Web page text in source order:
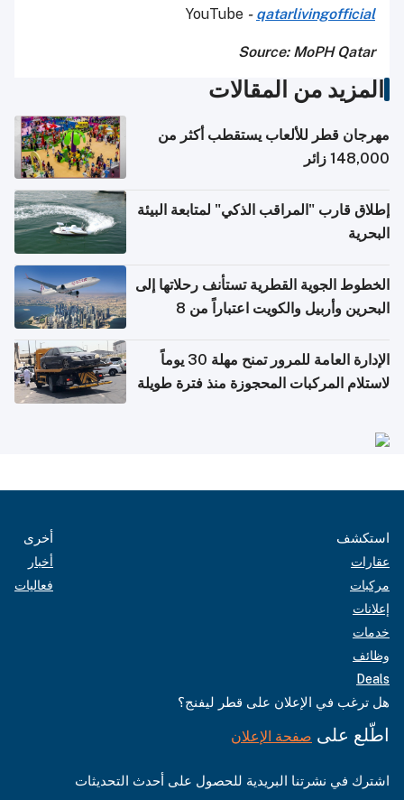
YouTube - qatarlivingofficial
Source: MoPH Qatar
المزيد من المقالات
مهرجان قطر للألعاب يستقطب أكثر من
148,000 زائر
إطلاق قارب "المراقب الذكي" لمتابعة البيئة
البحرية
الخطوط الجوية القطرية تستأنف رحلاتها إلى
البحرين وأربيل والكويت اعتباراً من 8
الإدارة العامة للمرور تمنح مهلة 30 يوماً
لاستلام المركبات المحجوزة منذ فترة طويلة
استكشف
عقارات
مركبات
إعلانات
خدمات
وظائف
Deals
أخرى
أخبار
فعاليات
هل ترغب في الإعلان على قطر ليفنج؟
اطّلع على صفحة الإعلان
اشترك في نشرتنا البريدية للحصول على أحدث التحديثات